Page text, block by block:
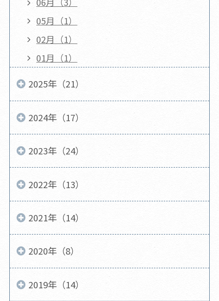
05月（1）
02月（1）
01月（1）
2025年（21）
2024年（17）
2023年（24）
2022年（13）
2021年（14）
2020年（8）
2019年（14）